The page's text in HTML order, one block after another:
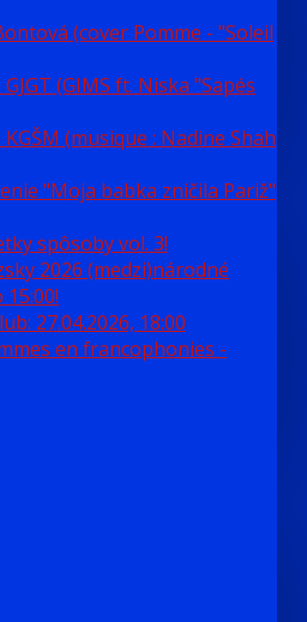
(cover Pomme - "Soleil
(GIMS ft. Niska "Sapés
(musique : Nadine Shah
"Moja babka zničila Pariž"
spôsoby vol. 3!
2026 (medzi)národné
27.04.2026, 18:00
en francophonies -